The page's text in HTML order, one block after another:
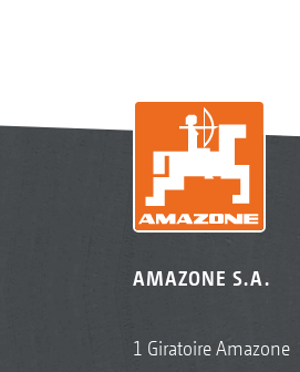
AMAZONE S.A.
1 Giratoire Amazone